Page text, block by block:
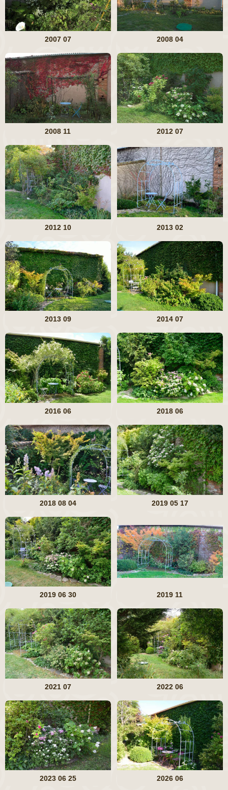
2007 07 2008 04
2008 11 2012 07
2012 10 2013 02
2013 09 2014 07
2016 06 2018 06
2018 08 04 2019 05 17
2019 06 30 2019 11
2021 07 2022 06
2023 06 25 2026 06